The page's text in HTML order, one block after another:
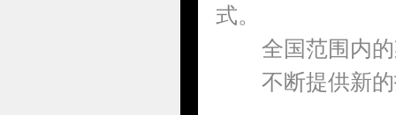
式。
全国范围内
不断提供新